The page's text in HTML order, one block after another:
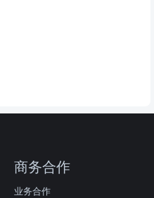
商务合作
业务合作